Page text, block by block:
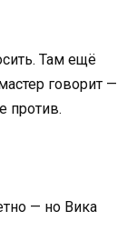
Там ещё
говорит —
против.
— но Вика